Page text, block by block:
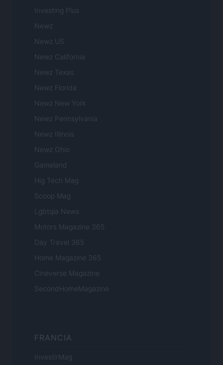
Investing Plus
Newz
Newz US
Newz California
Newz Texas
Newz Florida
Newz New York
Newz Pennsylvania
Newz Illinois
Newz Ohio
Gameland
Hig Tech Mag
Scoop Mag
Lgbtqia News
Motors Magazine 365
Day Travel 365
Home Magazine 365
Cineverse Magazine
SecondHomeMagazine
FRANCIA
InvestirMag